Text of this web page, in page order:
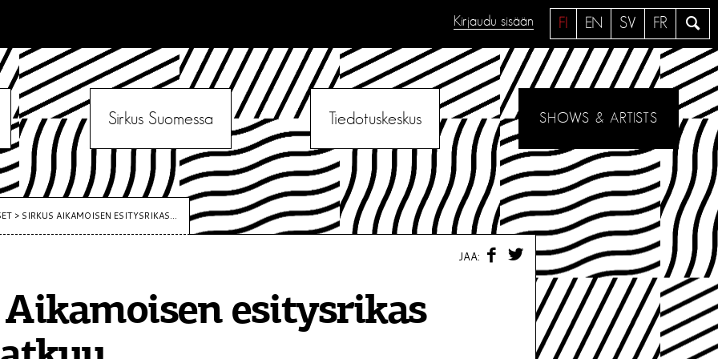
a
e
FI EN SV FR
Kirjaudu sisään
Sirkus Suomessa Tiedotuskeskus SHOWS & ARTISTS
> SIRKUS AIKAMOISEN ESITYSRIKAS...
esitysrikas
JAA:
F
W